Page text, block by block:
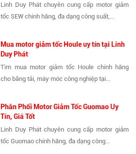
Linh Duy Phát chuyên cung cấp motor giảm
tốc SEW chính hãng, đa dạng công suất,...
Mua motor giảm tốc Houle uy tín tại Linh
Duy Phát
Tìm mua motor giảm tốc Houle chính hãng
cho băng tải, máy móc công nghiệp tại...
Phân Phối Motor Giảm Tốc Guomao Uy
Tín, Giá Tốt
Linh Duy Phát chuyên cung cấp motor giảm
tốc Guomao chính hãng, đa dạng công...